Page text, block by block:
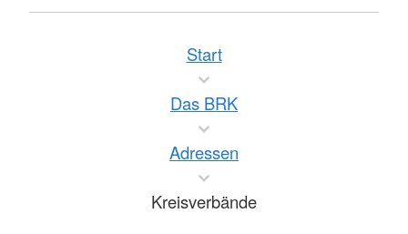
Start
Das BRK
Adressen
Kreisverbände